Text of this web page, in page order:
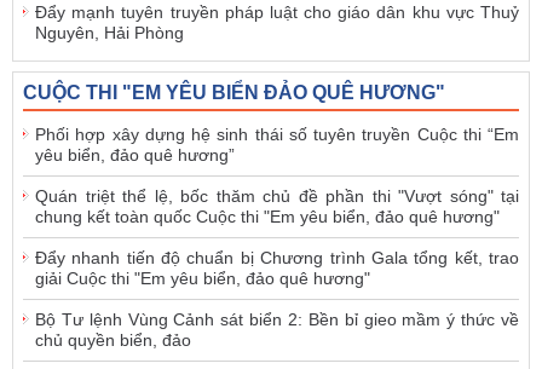
Đẩy mạnh tuyên truyền pháp luật cho giáo dân khu vực Thuỷ
Nguyên, Hải Phòng
CUỘC THI "EM YÊU BIỂN ĐẢO QUÊ HƯƠNG"
Phối hợp xây dựng hệ sinh thái số tuyên truyền Cuộc thi “Em
yêu biển, đảo quê hương”
Quán triệt thể lệ, bốc thăm chủ đề phần thi "Vượt sóng" tại
chung kết toàn quốc Cuộc thi "Em yêu biển, đảo quê hương"
Đẩy nhanh tiến độ chuẩn bị Chương trình Gala tổng kết, trao
giải Cuộc thi "Em yêu biển, đảo quê hương"
Bộ Tư lệnh Vùng Cảnh sát biển 2: Bền bỉ gieo mầm ý thức về
chủ quyền biển, đảo